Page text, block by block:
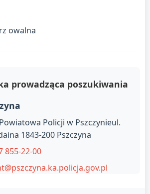
owalna
prowadząca poszukiwania
Policji w Pszczynieul.
1843-200 Pszczyna
855-22-00